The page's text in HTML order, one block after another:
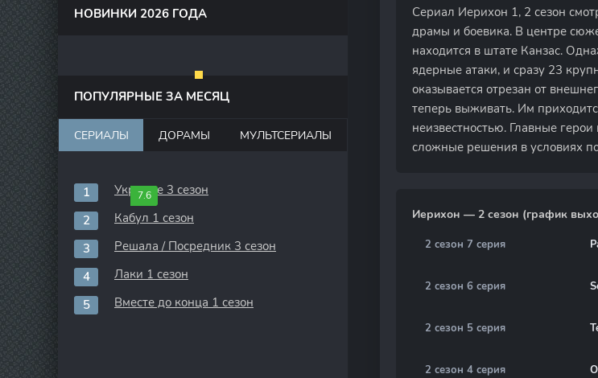
Сериал Иерихон 1, 2 сезон
драмы и боевика. В центре
находится в штате Канзас.
ядерные атаки, и сразу 23
оказывается отрезан от
теперь выживать. Им
неизвестностью. Главные
сложные решения в условиях
Иерихон — 2 сезон (график
2 сезон 7 серия
2 сезон 6 серия
2 сезон 5 серия
2 сезон 4 серия
НОВИНКИ 2026 ГОДА
ПОПУЛЯРНЫЕ ЗА МЕСЯЦ
СЕРИАЛЫ ДОРАМЫ МУЛЬТСЕРИАЛЫ
7.6
Укрытие 3 сезон
Кабул 1 сезон
Решала / Посредник 3 сезон
Лаки 1 сезон
Вместе до конца 1 сезон